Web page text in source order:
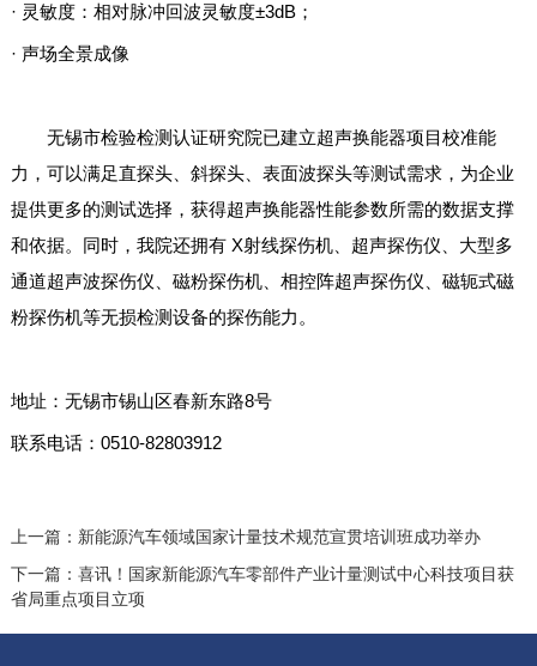
· 灵敏度：相对脉冲回波灵敏度±3dB；
· 声场全景成像
无锡市检验检测认证研究院已建立超声换能器项目校准能
力，可以满足直探头、斜探头、表面波探头等测试需求，为企业
提供更多的测试选择，获得超声换能器性能参数所需的数据支撑
和依据。同时，我院还拥有 X射线探伤机、超声探伤仪、大型多
通道超声波探伤仪、磁粉探伤机、相控阵超声探伤仪、磁轭式磁
粉探伤机等无损检测设备的探伤能力。
地址：无锡市锡山区春新东路8号
联系电话：0510-82803912
上一篇： 新能源汽车领域国家计量技术规范宣贯培训班成功举办
下一篇： 喜讯！国家新能源汽车零部件产业计量测试中心科技项目获
省局重点项目立项